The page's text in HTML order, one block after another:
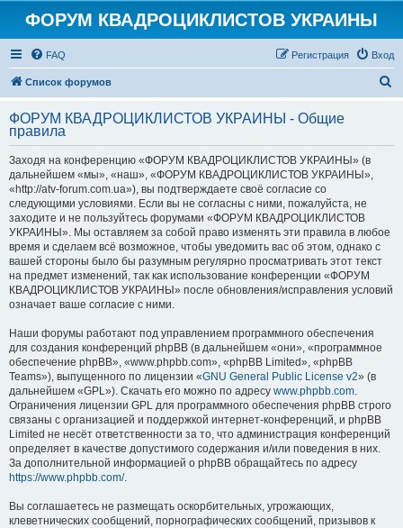
ФОРУМ КВАДРОЦИКЛИСТОВ УКРАИНЫ
FAQ Вход
Регистрация
Список форумов
с
ФОРУМ КВАДРОЦИКЛИСТОВ УКРАИНЫ - Общие
правила
Заходя на конференцию «ФОРУМ КВАДРОЦИКЛИСТОВ УКРАИНЫ» (в
дальнейшем «мы», «наш», «ФОРУМ КВАДРОЦИКЛИСТОВ УКРАИНЫ»,
«http://atv-forum.com.ua»), вы подтверждаете своё согласие со
следующими условиями. Если вы не согласны с ними, пожалуйста, не
заходите и не пользуйтесь форумами «ФОРУМ КВАДРОЦИКЛИСТОВ
УКРАИНЫ». Мы оставляем за собой право изменять эти правила в любое
время и сделаем всё возможное, чтобы уведомить вас об этом, однако с
вашей стороны было бы разумным регулярно просматривать этот текст
на предмет изменений, так как использование конференции «ФОРУМ
КВАДРОЦИКЛИСТОВ УКРАИНЫ» после обновления/исправления условий
означает ваше согласие с ними.
Наши форумы работают под управлением программного обеспечения
для создания конференций phpBB (в дальнейшем «они», «программное
обеспечение phpBB», «www.phpbb.com», «phpBB Limited», «phpBB
Teams»), выпущенного по лицензии «GNU General Public License v2» (в
дальнейшем «GPL»). Скачать его можно по адресу www.phpbb.com.
Ограничения лицензии GPL для программного обеспечения phpBB строго
связаны с организацией и поддержкой интернет-конференций, и phpBB
Limited не несёт ответственности за то, что администрация конференций
определяет в качестве допустимого содержания и/или поведения в них.
За дополнительной информацией о phpBB обращайтесь по адресу
https://www.phpbb.com/.
Вы соглашаетесь не размещать оскорбительных, угрожающих,
клеветнических сообщений, порнографических сообщений, призывов к